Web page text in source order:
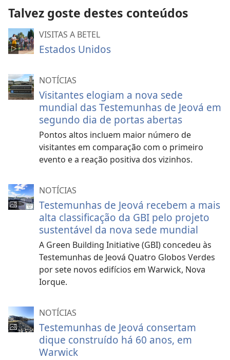
Talvez goste destes conteúdos
VISITAS A BETEL
Estados Unidos
NOTÍCIAS
Visitantes elogiam a nova sede
mundial das Testemunhas de Jeová em
segundo dia de portas abertas
Pontos altos incluem maior número de
visitantes em comparação com o primeiro
evento e a reação positiva dos vizinhos.
NOTÍCIAS
Testemunhas de Jeová recebem a mais
alta classificação da GBI pelo projeto
sustentável da nova sede mundial
A Green Building Initiative (GBI) concedeu às
Testemunhas de Jeová Quatro Globos Verdes
por sete novos edifícios em Warwick, Nova
Iorque.
NOTÍCIAS
Testemunhas de Jeová consertam
dique construído há 60 anos, em
Warwick